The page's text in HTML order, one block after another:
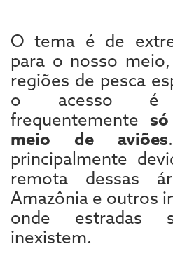
O tema é de
para o nosso
regiões de pesca
o acesso
frequentemente
meio de aviões
principalmente
remota dessas
Amazônia e outros
onde estradas
inexistem.